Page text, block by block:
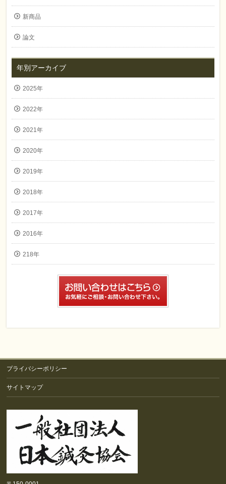
新商品
論文
年別アーカイブ
2025年
2022年
2021年
2020年
2019年
2018年
2017年
2016年
218年
プライバシーポリシー
サイトマップ